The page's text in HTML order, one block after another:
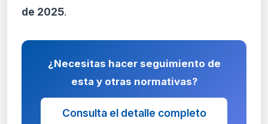
de 2025.
¿Necesitas hacer seguimiento de
esta y otras normativas?
Consulta el detalle completo